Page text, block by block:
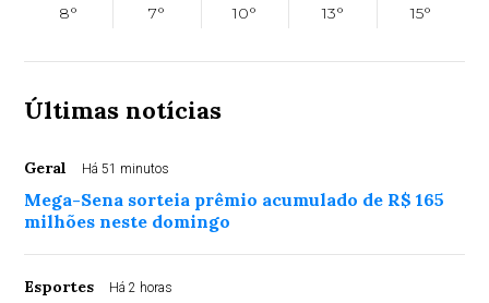
8°
7°
10°
13°
15°
Últimas notícias
Geral Há 51 minutos
Mega-Sena sorteia prêmio acumulado de R$ 165
milhões neste domingo
Esportes Há 2 horas